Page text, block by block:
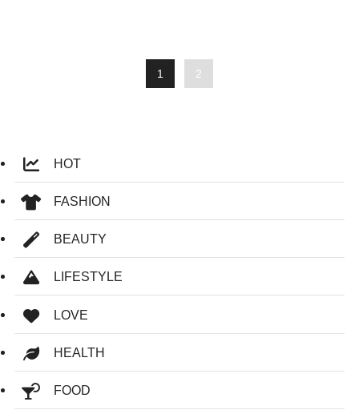
1 2
HOT
FASHION
BEAUTY
LIFESTYLE
LOVE
HEALTH
FOOD